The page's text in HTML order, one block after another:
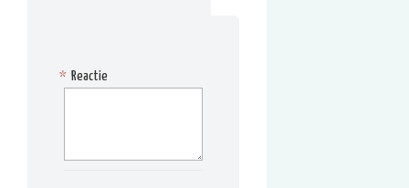
Reactie
*